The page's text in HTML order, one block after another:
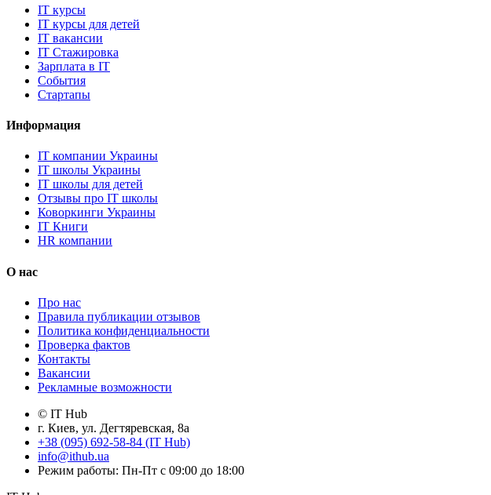
IT курсы
IT курсы для детей
IT вакансии
IT Стажировка
Зарплата в IT
События
Стартапы
Информация
IT компании Украины
IT школы Украины
IT школы для детей
Отзывы про IT школы
Коворкинги Украины
IT Книги
HR компании
О нас
Про нас
Правила публикации отзывов
Политика конфиденциальности
Проверка фактов
Контакты
Вакансии
Рекламные возможности
© IT Hub
г. Киев, ул. Дегтяревская, 8а
+38 (095) 692-58-84 (IT Hub)
info@ithub.ua
Режим работы: Пн-Пт с 09:00 до 18:00